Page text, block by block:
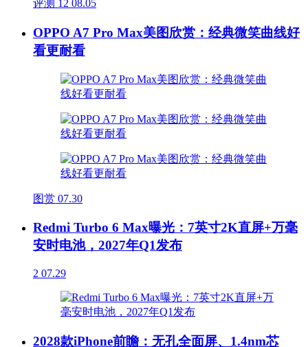
评测 12 08.05
OPPO A7 Pro Max美图欣赏：经典微笑曲线好
看更耐看
图赏 07.30
Redmi Turbo 6 Max曝光：7英寸2K直屏+万毫
安时电池，2027年Q1发布
2 07.29
2028款iPhone前瞻：无孔全面屏、1.4nm芯